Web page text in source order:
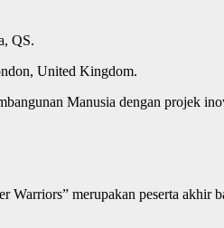
QS.
United Kingdom.
Manusia dengan projek
merupakan peserta akhir